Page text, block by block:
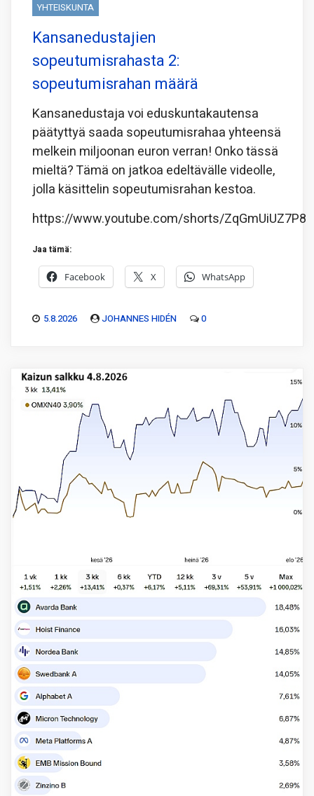
YHTEISKUNTA
Kansanedustajien
sopeutumisrahasta 2:
sopeutumisrahan määrä
Kansanedustaja voi eduskuntakautensa
päätyttyä saada sopeutumisrahaa yhteensä
melkein miljoonan euron verran! Onko tässä
mieltä? Tämä on jatkoa edeltävälle videolle,
jolla käsittelin sopeutumisrahan kestoa.
https://www.youtube.com/shorts/ZqGmUiUZ7P8
Jaa tämä:
Facebook X WhatsApp
5.8.2026 JOHANNES HIDÉN 0